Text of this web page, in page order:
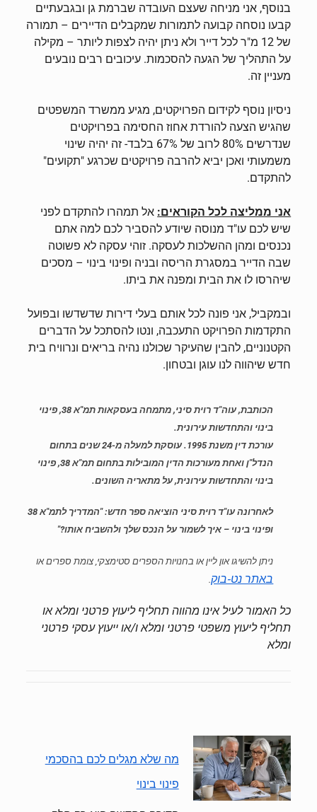
בנוסף, אני מניחה שעצם העובדה שברמת גן ובגבעתיים
קבעו נוסחה קבועה לתמורות שמקבלים הדיירים – תמורה
של 12 מ"ר לכל דייר ולא ניתן יהיה לצפות ליותר – מקילה
על התהליך של הגעה להסכמות. עיכובים רבים נובעים
מעניין זה.
ניסיון נוסף לקידום הפרויקטים, מגיע ממשרד המשפטים
שהגיש הצעה להורדת אחוז החסימה בפרויקטים
שנדרשים 80% לרוב של 67% בלבד- זה יהיה שינוי
משמעותי ואכן יביא להרבה פרויקטים שכרגע "תקועים"
להתקדם.
אני ממליצה לכל הקוראים: אל תמהרו להתקדם לפני
שיש לכם עו"ד מנוסה שיודע להסביר לכם למה אתם
נכנסים ומהן ההשלכות לעסקה. זוהי עסקה לא פשוטה
שבה הדייר במסגרת הריסה ובניה ופינוי בינוי – מסכים
שיהרסו לו את הבית ומפנה את ביתו.
ובמקביל, אני פונה לכל אותם בעלי דירות שדשדשו ובפועל
התקדמות הפרויקט התעכבה, ונטו להסתכל על הדברים
הקטנוניים, להבין שהעיקר שכולנו נהיה בריאים ונרוויח בית
חדש שיהווה לנו עוגן ובטחון.
הכותבת, עוה"ד רוית סיני, מתמחה בעסקאות תמ"א 38, פינוי
בינוי והתחדשות עירונית.
עורכת דין משנת 1995. עוסקת למעלה מ-24 שנים בתחום
הנדל"ן ואחת מעורכות הדין המובילות בתחום תמ"א 38, פינוי
בינוי והתחדשות עירונית, על מתאריה השונים.
לאחרונה עו"ד רוית סיני הוציאה ספר חדש: "המדריך לתמ"א 38
ופינוי בינוי – איך לשמור על הנכס שלך ולהשביח אותו?"
ניתן להשיגו און ליין או בחנויות הספרים סטימצקי, צומת ספרים או
באתר נט-בוק.
כל האמור לעיל אינו מהווה תחליף ליעוץ פרטני ומלא או
תחליף ליעוץ משפטי פרטני ומלא ו/או ייעוץ עסקי פרטני
ומלא
מה שלא מגלים לכם בהסכמי
פינוי בינוי